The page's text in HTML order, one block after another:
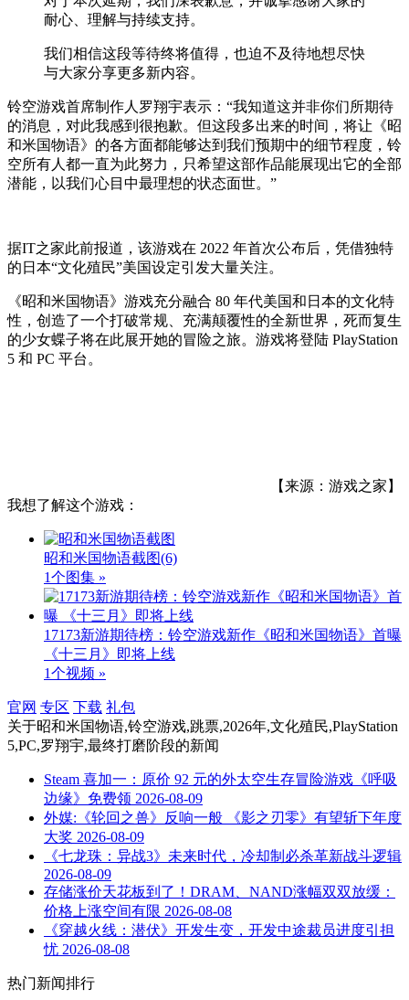
耐心、理解与持续支持。
我们相信这段等待终将值得，也迫不及待地想尽快
与大家分享更多新内容。
铃空游戏首席制作人罗翔宇表示：“我知道这并非你们所期待
的消息，对此我感到很抱歉。但这段多出来的时间，将让《昭
和米国物语》的各方面都能够达到我们预期中的细节程度，铃
空所有人都一直为此努力，只希望这部作品能展现出它的全部
潜能，以我们心目中最理想的状态面世。”
据IT之家此前报道，该游戏在 2022 年首次公布后，凭借独特
的日本“文化殖民”美国设定引发大量关注。
《昭和米国物语》游戏充分融合 80 年代美国和日本的文化特
性，创造了一个打破常规、充满颠覆性的全新世界，死而复生
的少女蝶子将在此展开她的冒险之旅。游戏将登陆 PlayStation
5 和 PC 平台。
【来源：游戏之家】
我想了解这个游戏：
昭和米国物语截图(6)
1个图集 »
17173新游期待榜：铃空游戏新作《昭和米国物语》首曝
《十三月》即将上线
1个视频 »
官网 专区 下载 礼包
关于昭和米国物语,铃空游戏,跳票,2026年,文化殖民,PlayStation
5,PC,罗翔宇,最终打磨阶段的新闻
Steam 喜加一：原价 92 元的外太空生存冒险游戏《呼吸
边缘》免费领 2026-08-09
外媒:《轮回之兽》反响一般 《影之刃零》有望斩下年度
大奖 2026-08-09
《七龙珠：异战3》未来时代，冷却制必杀革新战斗逻辑
2026-08-09
存储涨价天花板到了！DRAM、NAND涨幅双双放缓：
价格上涨空间有限 2026-08-08
《穿越火线：潜伏》开发生变，开发中途裁员进度引担
忧 2026-08-08
热门新闻排行